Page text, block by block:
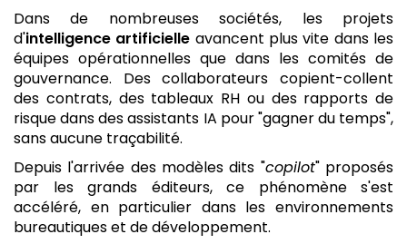
Dans de nombreuses sociétés, les projets
d'intelligence artificielle avancent plus vite dans les
équipes opérationnelles que dans les comités de
gouvernance. Des collaborateurs copient-collent
des contrats, des tableaux RH ou des rapports de
risque dans des assistants IA pour "gagner du temps",
sans aucune traçabilité.
Depuis l'arrivée des modèles dits "copilot" proposés
par les grands éditeurs, ce phénomène s'est
accéléré, en particulier dans les environnements
bureautiques et de développement.